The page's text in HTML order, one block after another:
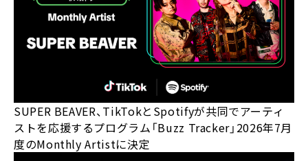
SUPER BEAVER、TikTokとSpotifyが共同でアーティ
ストを応援するプログラム「Buzz Tracker」2026年7月
度のMonthly Artistに決定